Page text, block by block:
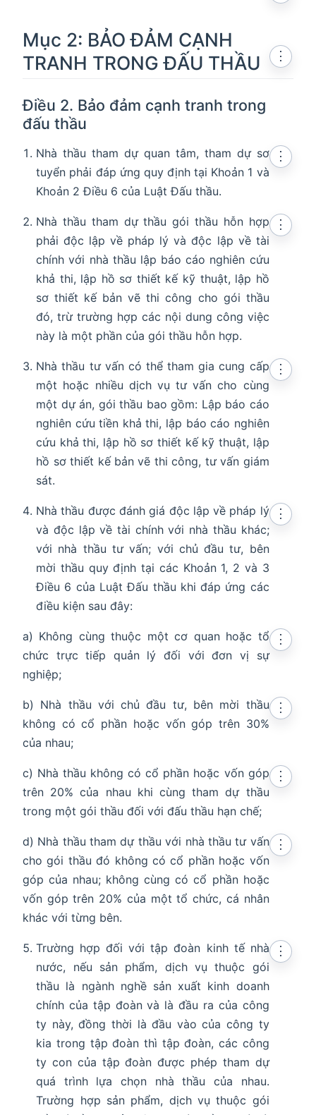
Mục 2: BẢO ĐẢM CẠNH
TRANH TRONG ĐẤU THẦU
Điều 2. Bảo đảm cạnh tranh trong
đấu thầu
⋮
Nhà thầu tham dự quan tâm, tham dự sơ
tuyển phải đáp ứng quy định tại Khoản 1 và
Khoản 2 Điều 6 của Luật Đấu thầu.
⋮
Nhà thầu tham dự thầu gói thầu hỗn hợp
phải độc lập về pháp lý và độc lập về tài
chính với nhà thầu lập báo cáo nghiên cứu
khả thi, lập hồ sơ thiết kế kỹ thuật, lập hồ
sơ thiết kế bản vẽ thi công cho gói thầu
đó, trừ trường hợp các nội dung công việc
này là một phần của gói thầu hỗn hợp.
⋮
Nhà thầu tư vấn có thể tham gia cung cấp
một hoặc nhiều dịch vụ tư vấn cho cùng
một dự án, gói thầu bao gồm: Lập báo cáo
nghiên cứu tiền khả thi, lập báo cáo nghiên
cứu khả thi, lập hồ sơ thiết kế kỹ thuật, lập
hồ sơ thiết kế bản vẽ thi công, tư vấn giám
sát.
⋮
Nhà thầu được đánh giá độc lập về pháp lý
và độc lập về tài chính với nhà thầu khác;
với nhà thầu tư vấn; với chủ đầu tư, bên
mời thầu quy định tại các Khoản 1, 2 và 3
Điều 6 của Luật Đấu thầu khi đáp ứng các
điều kiện sau đây:
⋮
a) Không cùng thuộc một cơ quan hoặc tổ
chức trực tiếp quản lý đối với đơn vị sự
nghiệp;
⋮
b) Nhà thầu với chủ đầu tư, bên mời thầu
không có cổ phần hoặc vốn góp trên 30%
của nhau;
⋮
c) Nhà thầu không có cổ phần hoặc vốn góp
trên 20% của nhau khi cùng tham dự thầu
trong một gói thầu đối với đấu thầu hạn chế;
⋮
d) Nhà thầu tham dự thầu với nhà thầu tư vấn
cho gói thầu đó không có cổ phần hoặc vốn
góp của nhau; không cùng có cổ phần hoặc
vốn góp trên 20% của một tổ chức, cá nhân
khác với từng bên.
⋮
Trường hợp đối với tập đoàn kinh tế nhà
nước, nếu sản phẩm, dịch vụ thuộc gói
thầu là ngành nghề sản xuất kinh doanh
chính của tập đoàn và là đầu ra của công
ty này, đồng thời là đầu vào của công ty
kia trong tập đoàn thì tập đoàn, các công
ty con của tập đoàn được phép tham dự
quá trình lựa chọn nhà thầu của nhau.
Trường hợp sản phẩm, dịch vụ thuộc gói
⋮